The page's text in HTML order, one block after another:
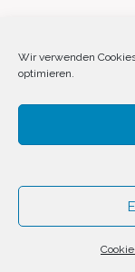
Wir verwenden
optimieren.
©